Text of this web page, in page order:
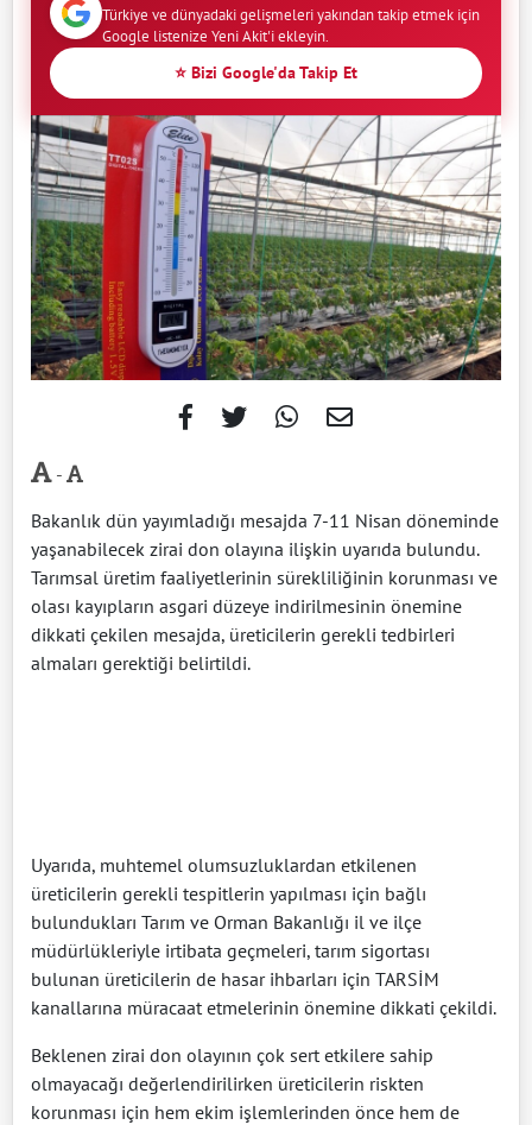
Türkiye ve dünyadaki gelişmeleri yakından takip etmek için
Google listenize Yeni Akit'i ekleyin.
⭐ Bizi Google'da Takip Et
-
Bakanlık dün yayımladığı mesajda 7-11 Nisan döneminde
yaşanabilecek zirai don olayına ilişkin uyarıda bulundu.
Tarımsal üretim faaliyetlerinin sürekliliğinin korunması ve
olası kayıpların asgari düzeye indirilmesinin önemine
dikkati çekilen mesajda, üreticilerin gerekli tedbirleri
almaları gerektiği belirtildi.
Uyarıda, muhtemel olumsuzluklardan etkilenen
üreticilerin gerekli tespitlerin yapılması için bağlı
bulundukları Tarım ve Orman Bakanlığı il ve ilçe
müdürlükleriyle irtibata geçmeleri, tarım sigortası
bulunan üreticilerin de hasar ihbarları için TARSİM
kanallarına müracaat etmelerinin önemine dikkati çekildi.
Beklenen zirai don olayının çok sert etkilere sahip
olmayacağı değerlendirilirken üreticilerin riskten
korunması için hem ekim işlemlerinden önce hem de